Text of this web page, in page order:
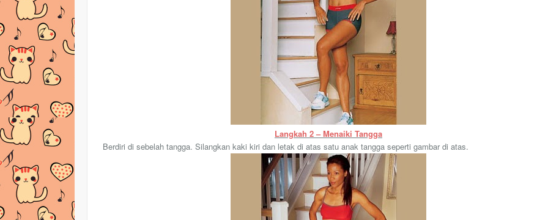
Langkah 2 – Menaiki Tangga
Berdiri di sebelah tangga. Silangkan kaki kiri dan letak di atas satu anak tangga seperti gambar di atas.